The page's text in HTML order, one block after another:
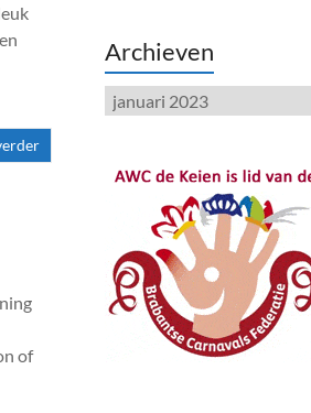
of
Archieven
Archieven